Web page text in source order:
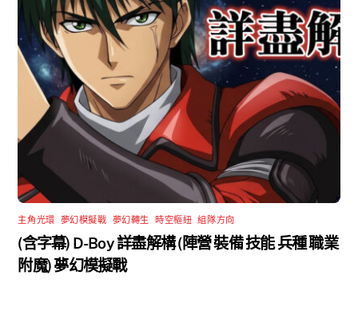
主角光環 夢幻模擬戰 夢幻轉生 ,時空樞紐 ,組隊方向
(含字幕) D-Boy 詳盡解構 (陣營 裝備 技能 兵種 職業
附魔) 夢幻模擬戰